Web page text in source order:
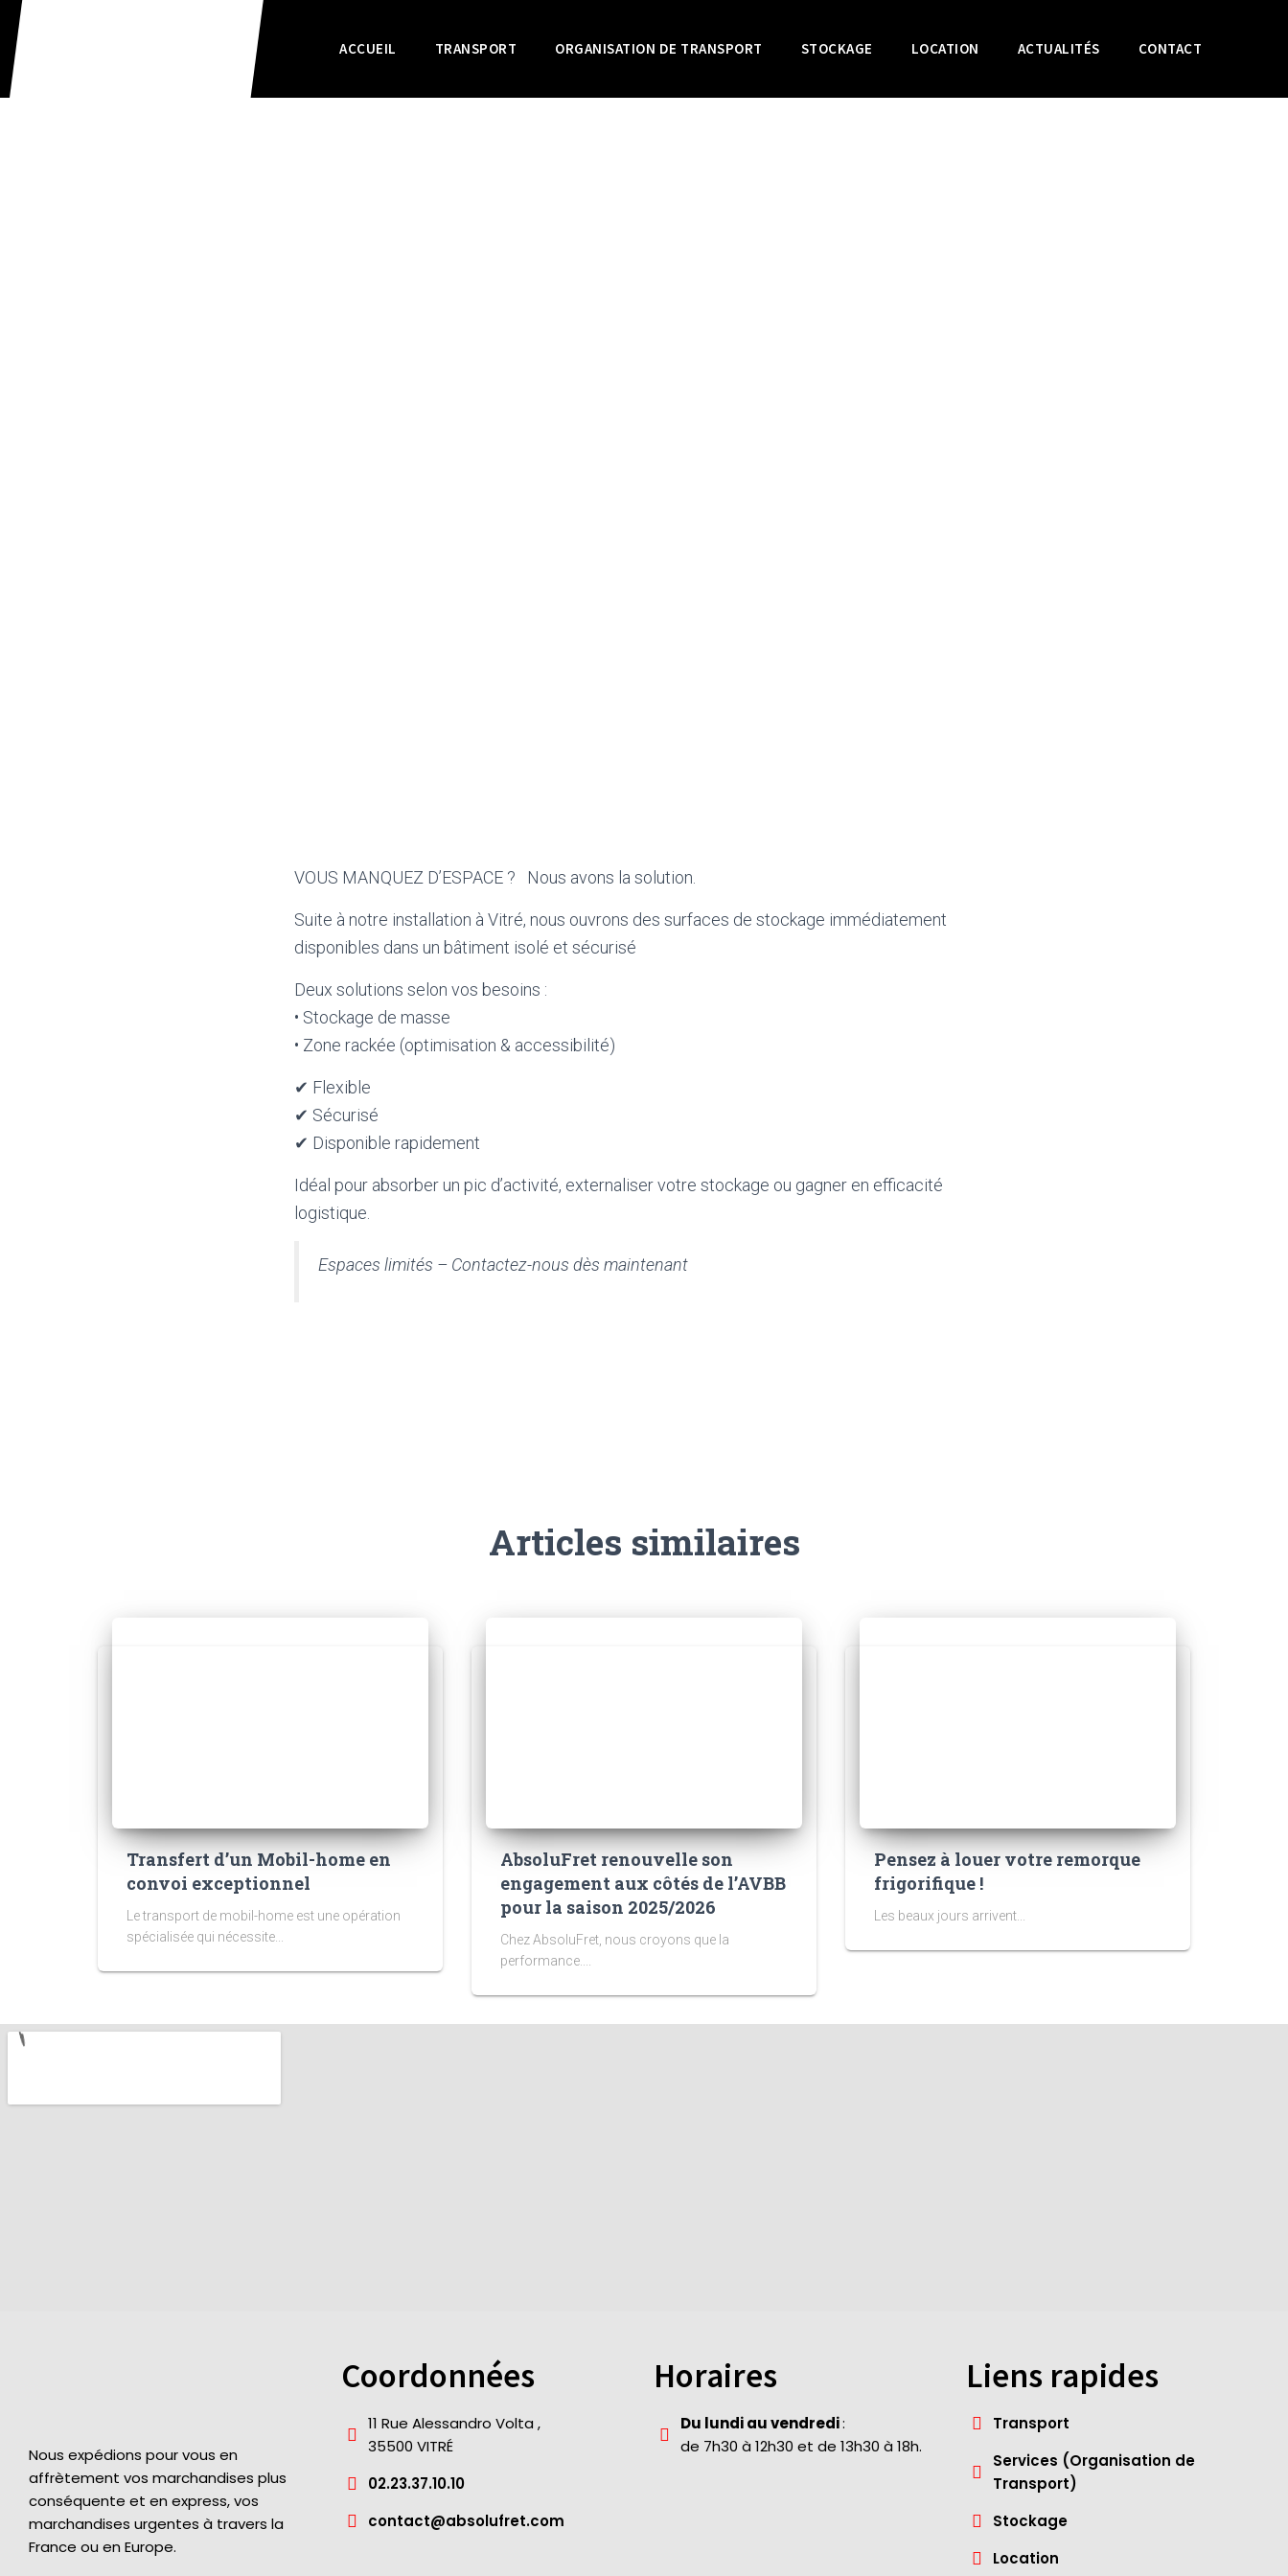
ACCUEIL TRANSPORT ORGANISATION DE TRANSPORT STOCKAGE LOCATION ACTUALITÉS CONTACT
VOUS MANQUEZ D’ESPACE ? Nous avons la solution.
Suite à notre installation à Vitré, nous ouvrons des surfaces de stockage immédiatement
disponibles dans un bâtiment isolé et sécurisé
Deux solutions selon vos besoins :
• Stockage de masse
• Zone rackée (optimisation & accessibilité)
✔ Flexible
✔ Sécurisé
✔ Disponible rapidement
Idéal pour absorber un pic d’activité, externaliser votre stockage ou gagner en efficacité
logistique.
Espaces limités – Contactez-nous dès maintenant
Articles similaires
Transfert d’un Mobil-home en
convoi exceptionnel
Le transport de mobil-home est une opération
spécialisée qui nécessite...
AbsoluFret renouvelle son
engagement aux côtés de l’AVBB
pour la saison 2025/2026
Chez AbsoluFret, nous croyons que la
performance....
Pensez à louer votre remorque
frigorifique !
Les beaux jours arrivent...
Nous expédions pour vous en
affrètement vos marchandises plus
conséquente et en express, vos
marchandises urgentes à travers la
France ou en Europe.
Coordonnées
11 Rue Alessandro Volta ,
35500 VITRÉ
02.23.37.10.10
contact@absolufret.com
Horaires
Du lundi au vendredi:
de 7h30 à 12h30 et de 13h30 à 18h.
Liens rapides
Transport
Services (Organisation de
Transport)
Stockage
Location